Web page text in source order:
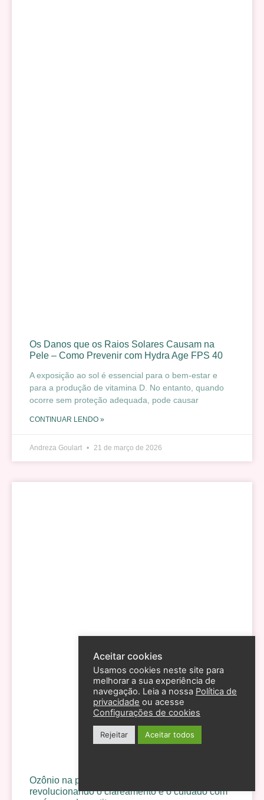
Os Danos que os Raios Solares Causam na
Pele – Como Prevenir com Hydra Age FPS 40
A exposição ao sol é essencial para o bem-estar e
para a produção de vitamina D. No entanto, quando
ocorre sem proteção adequada, pode causar
CONTINUAR LENDO »
Andreza Goulart 21 de março de 2026
Ozônio na pele: o ativo poderoso que está
revolucionando o clareamento e o cuidado com
Aceitar cookies
Usamos cookies neste site para
melhorar a sua experiência de
navegação. Leia a nossa Política de
privacidade ou acesse
Configurações de cookies
Rejeitar Aceitar todos